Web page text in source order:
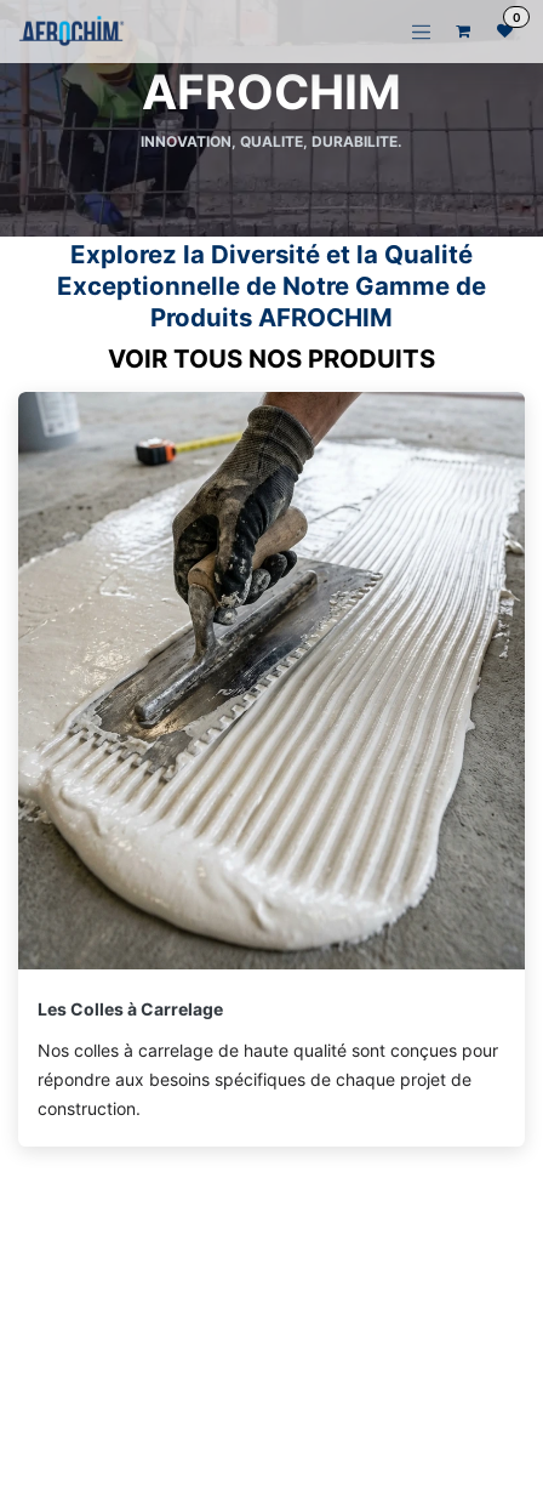
Se rendre au contenu 0
AFROCHIM
INNOVATION, QUALITE, DURABILITE.
Explorez la Diversité et la Qualité
Exceptionnelle de Notre Gamme de
Produits AFROCHIM
VOIR TOUS NOS PRODUITS
Les Colles à Carrelage
Nos colles à carrelage de haute qualité sont conçues pour
répondre aux besoins spécifiques de chaque projet de
construction.